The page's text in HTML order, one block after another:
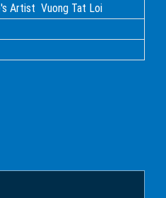
Artist Vuong Tat Loi